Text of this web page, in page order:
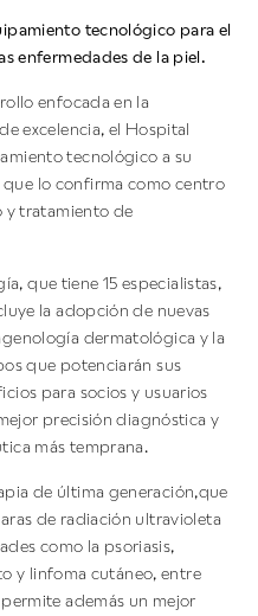
tecnológico para el
enfermedades de la piel.
enfocada en la
excelencia, el Hospital
tecnológico a su
lo confirma como centro
y tratamiento de
que tiene 15 especialistas,
la adopción de nuevas
dermatológica y la
que potenciarán sus
para socios y usuarios
precisión diagnóstica y
más temprana.
de última generación,que
de radiación ultravioleta
como la psoriasis,
y linfoma cutáneo, entre
además un mejor